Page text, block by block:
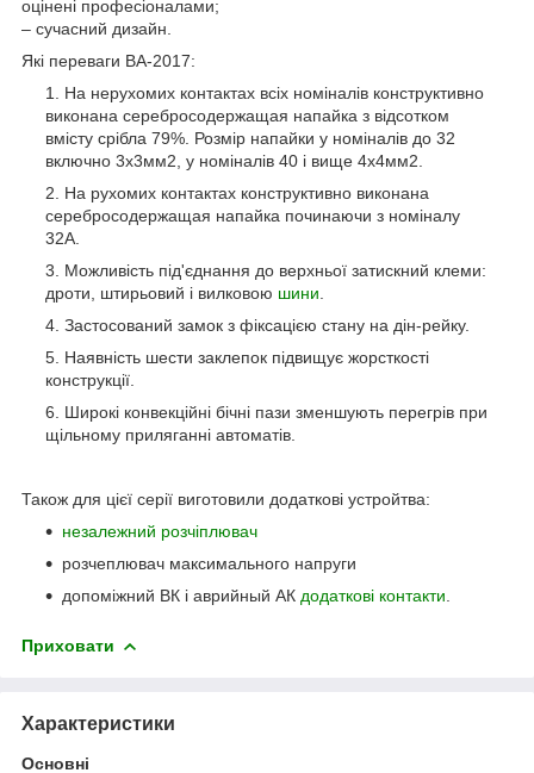
оцінені професіоналами;
– сучасний дизайн.
Які переваги ВА-2017:
На нерухомих контактах всіх номіналів конструктивно
виконана серебросодержащая напайка з відсотком
вмісту срібла 79%. Розмір напайки у номіналів до 32
включно 3х3мм2, у номіналів 40 і вище 4х4мм2.
На рухомих контактах конструктивно виконана
серебросодержащая напайка починаючи з номіналу
32А.
Можливість під'єднання до верхньої затискний клеми:
дроти, штирьовий і вилковою шини
Застосований замок з фіксацією стану на дін-рейку.
Наявність шести заклепок підвищує жорсткості
конструкції.
Широкі конвекційні бічні пази зменшують перегрів при
щільному приляганні автоматів.
Також для цієї серії виготовили додаткові устройтва:
незалежний розчіплювач
розчеплювач максимального напруги
допоміжний ВК і аврийный АК додаткові контакти
Приховати
Характеристики
Основні